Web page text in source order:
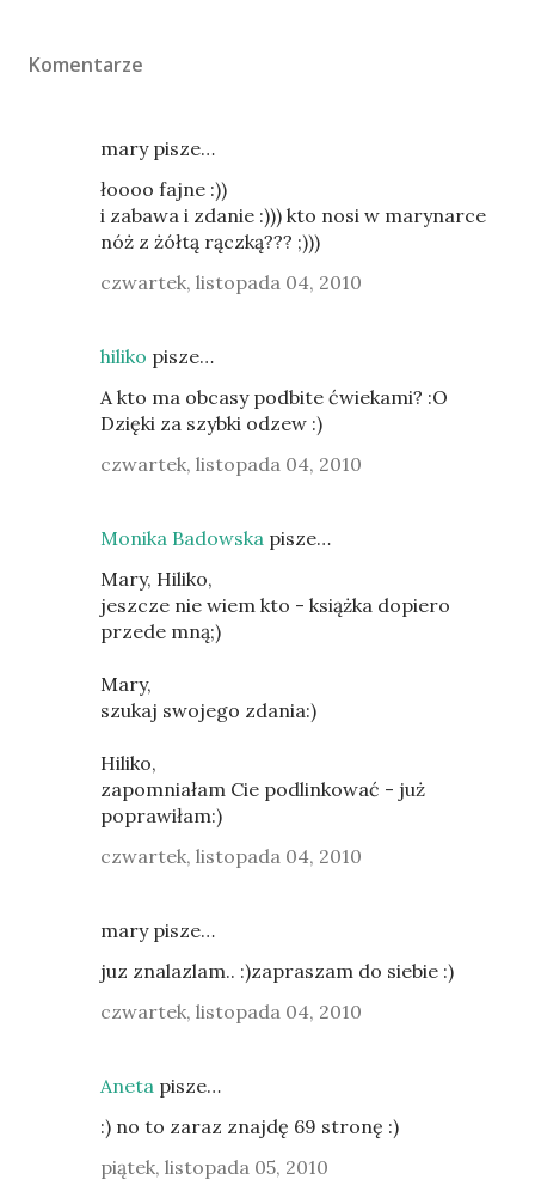
Komentarze
mary pisze…
łoooo fajne :))
i zabawa i zdanie :))) kto nosi w marynarce
nóż z żółtą rączką??? ;)))
czwartek, listopada 04, 2010
hiliko pisze…
A kto ma obcasy podbite ćwiekami? :O
Dzięki za szybki odzew :)
czwartek, listopada 04, 2010
Monika Badowska pisze…
Mary, Hiliko,
jeszcze nie wiem kto - książka dopiero
przede mną;)
Mary,
szukaj swojego zdania:)
Hiliko,
zapomniałam Cie podlinkować - już
poprawiłam:)
czwartek, listopada 04, 2010
mary pisze…
juz znalazlam.. :)zapraszam do siebie :)
czwartek, listopada 04, 2010
Aneta pisze…
:) no to zaraz znajdę 69 stronę :)
piątek, listopada 05, 2010